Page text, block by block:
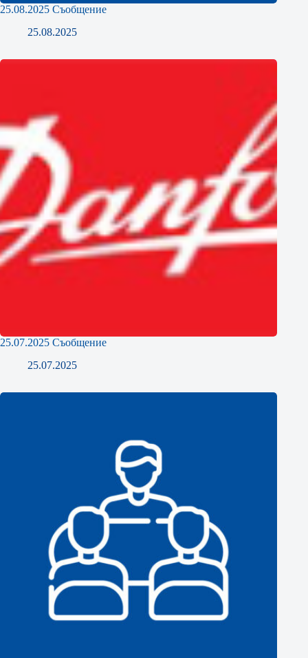
25.08.2025 Съобщение
25.08.2025
25.07.2025 Съобщение
25.07.2025